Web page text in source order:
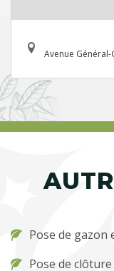
Avenue Général-
Pose de gazon
Pose de clôture